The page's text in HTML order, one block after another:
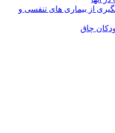
از بیماری های تنفسی و
چاق